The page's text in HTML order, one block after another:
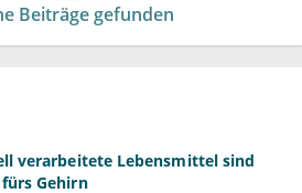
Beiträge gefunden
verarbeitete Lebensmittel sind
Gehirn